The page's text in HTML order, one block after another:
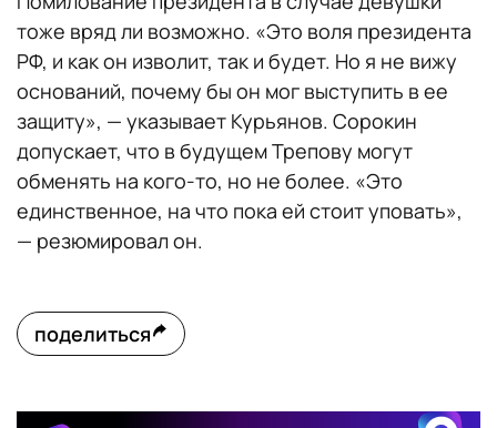
тоже вряд ли возможно. «Это воля президента
РФ, и как он изволит, так и будет. Но я не вижу
оснований, почему бы он мог выступить в ее
защиту», — указывает Курьянов. Сорокин
допускает, что в будущем Трепову могут
обменять на кого-то, но не более. «Это
единственное, на что пока ей стоит уповать»,
— резюмировал он.
поделиться